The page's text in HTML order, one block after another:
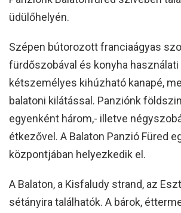
üdülőhelyén.
Szépen bútorozott franciaágyas
fürdőszobával és konyha
kétszemélyes kihúzható kanapé,
balatoni kilátással. Panziónk
egyenként három,- illetve
étkezővel. A Balaton Panzió Füred
központjában helyezkedik el.
A Balaton, a Kisfaludy strand, az
sétányira találhatók. A bárok,